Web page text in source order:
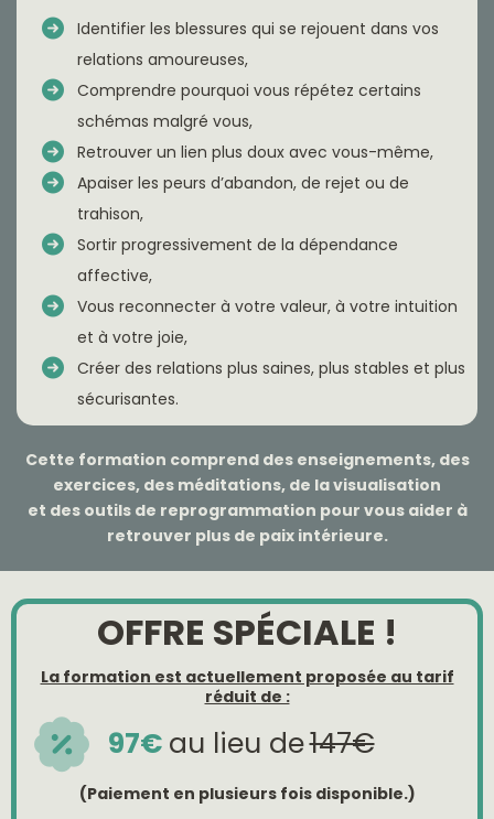
Identifier les blessures qui se rejouent dans vos
relations amoureuses,
Comprendre pourquoi vous répétez certains
schémas malgré vous,
Retrouver un lien plus doux avec vous-même,
Apaiser les peurs d’abandon, de rejet ou de
trahison,
Sortir progressivement de la dépendance
affective,
Vous reconnecter à votre valeur, à votre intuition
et à votre joie,
Créer des relations plus saines, plus stables et plus
sécurisantes.
Cette formation comprend des enseignements, des
exercices, des méditations, de la visualisation
et des outils de reprogrammation pour vous aider à
retrouver plus de paix intérieure.
OFFRE SPÉCIALE !
La formation est actuellement proposée au tarif
réduit de :
97€ au lieu de147€
(Paiement en plusieurs fois disponible.)